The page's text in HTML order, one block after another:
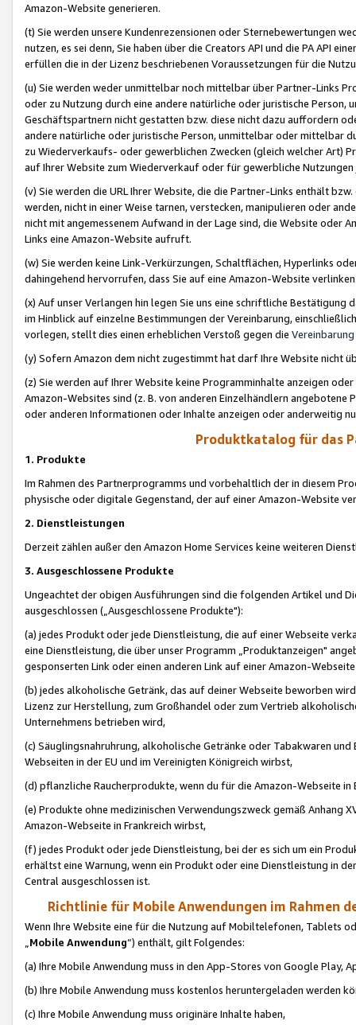
Amazon-Website generieren.
(t) Sie werden unsere Kundenrezensionen oder Sternebewertungen
nutzen, es sei denn, Sie haben über die Creators API und die PA API
erfüllen die in der Lizenz beschriebenen Voraussetzungen für die
(u) Sie werden weder unmittelbar noch mittelbar über Partner-Links
oder zu Nutzung durch eine andere natürliche oder juristische
Geschäftspartnern nicht gestatten bzw. diese nicht dazu auffordern
andere natürliche oder juristische Person, unmittelbar oder mittelbar
zu Wiederverkaufs- oder gewerblichen Zwecken (gleich welcher Art)
auf Ihrer Website zum Wiederverkauf oder für gewerbliche
(v) Sie werden die URL Ihrer Website, die die Partner-Links enthält
werden, nicht in einer Weise tarnen, verstecken, manipulieren oder
nicht mit angemessenem Aufwand in der Lage sind, die Website oder
Links eine Amazon-Website aufruft.
(w) Sie werden keine Link-Verkürzungen, Schaltflächen, Hyperlinks
dahingehend hervorrufen, dass Sie auf eine Amazon-Website
(x) Auf unser Verlangen hin legen Sie uns eine schriftliche
im Hinblick auf einzelne Bestimmungen der Vereinbarung,
vorlegen, stellt dies einen erheblichen Verstoß gegen die Vereinbarung
(y) Sofern Amazon dem nicht zugestimmt hat darf Ihre Website nicht
(z) Sie werden auf Ihrer Website keine Programminhalte anzeigen
Amazon-Websites sind (z. B. von anderen Einzelhändlern
oder anderen Informationen oder Inhalte anzeigen oder anderweitig
Produktkatalog für das
1. Produkte
Im Rahmen des Partnerprogramms und vorbehaltlich der in diesem
physische oder digitale Gegenstand, der auf einer Amazon-Website
2. Dienstleistungen
Derzeit zählen außer den Amazon Home Services keine weiteren
3. Ausgeschlossene Produkte
Ungeachtet der obigen Ausführungen sind die folgenden Artikel und
ausgeschlossen („Ausgeschlossene Produkte"):
(a) jedes Produkt oder jede Dienstleistung, die auf einer Webseite
eine Dienstleistung, die über unser Programm „Produktanzeigen"
gesponserten Link oder einen anderen Link auf einer Amazon-
(b) jedes alkoholische Getränk, das auf deiner Webseite beworben
Lizenz zur Herstellung, zum Großhandel oder zum Vertrieb
Unternehmens betrieben wird,
(c) Säuglingsnahruhrung, alkoholische Getränke oder Tabakwaren
Webseiten in der EU und im Vereinigten Königreich wirbst,
(d) pflanzliche Raucherprodukte, wenn du für die Amazon-Webseite in
(e) Produkte ohne medizinischen Verwendungszweck gemäß Anhang
Amazon-Webseite in Frankreich wirbst,
(f) jedes Produkt oder jede Dienstleistung, bei der es sich um ein
erhältst eine Warnung, wenn ein Produkt oder eine Dienstleistung in
Central ausgeschlossen ist.
Richtlinie für Mobile Anwendungen im Rahmen
Wenn Ihre Website eine für die Nutzung auf Mobiltelefonen, Tablets
„Mobile Anwendung“) enthält, gilt Folgendes:
(a) Ihre Mobile Anwendung muss in den App-Stores von Google Play,
(b) Ihre Mobile Anwendung muss kostenlos heruntergeladen werden
(c) Ihre Mobile Anwendung muss originäre Inhalte haben,